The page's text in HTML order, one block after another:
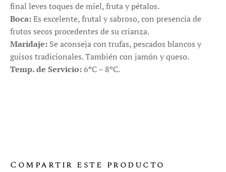
final leves toques de miel, fruta y pétalos.
Boca:Es excelente, frutal y sabroso, con presencia de
frutos secos procedentes de su crianza.
Maridaje: Se aconseja con trufas, pescados blancos y
guisos tradicionales. También con jamón y queso.
Temp. de Servicio:6ºC – 8ºC.
Compartir este producto